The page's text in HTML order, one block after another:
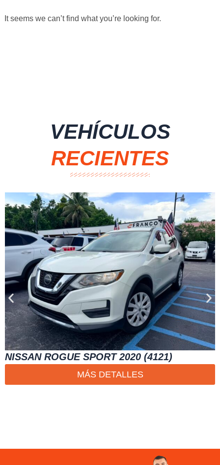
It seems we can’t find what you’re looking for.
VEHÍCULOS
RECIENTES
NISSAN ROGUE SPORT 2020 (4121)
MÁS DETALLES